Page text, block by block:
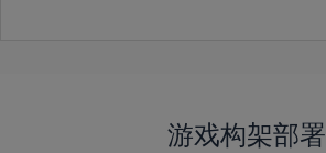
游戏构架部署